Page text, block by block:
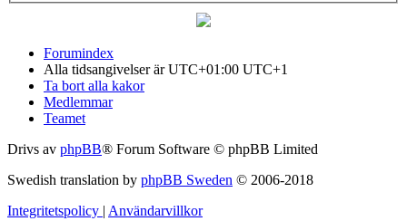
Forumindex
Alla tidsangivelser är UTC+01:00 UTC+1
Ta bort alla kakor
Medlemmar
Teamet
Drivs av phpBB® Forum Software © phpBB Limited
Swedish translation by phpBB Sweden © 2006-2018
Integritetspolicy | Användarvillkor